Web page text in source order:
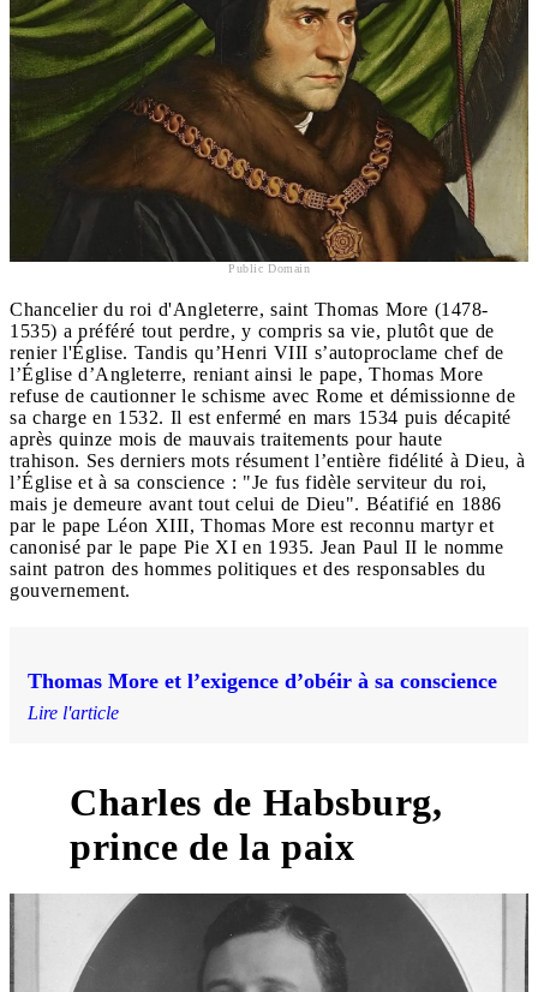
Public Domain
Chancelier du roi d'Angleterre, saint Thomas More (1478-
1535) a préféré tout perdre, y compris sa vie, plutôt que de
renier l'Église. Tandis qu’Henri VIII s’autoproclame chef de
l’Église d’Angleterre, reniant ainsi le pape, Thomas More
refuse de cautionner le schisme avec Rome et démissionne de
sa charge en 1532. Il est enfermé en mars 1534 puis décapité
après quinze mois de mauvais traitements pour haute
trahison. Ses derniers mots résument l’entière fidélité à Dieu, à
l’Église et à sa conscience : "Je fus fidèle serviteur du roi,
mais je demeure avant tout celui de Dieu". Béatifié en 1886
par le pape Léon XIII, Thomas More est reconnu martyr et
canonisé par le pape Pie XI en 1935. Jean Paul II le nomme
saint patron des hommes politiques et des responsables du
gouvernement.
Thomas More et l’exigence d’obéir à sa conscience
Lire l'article
Charles de Habsburg,
prince de la paix